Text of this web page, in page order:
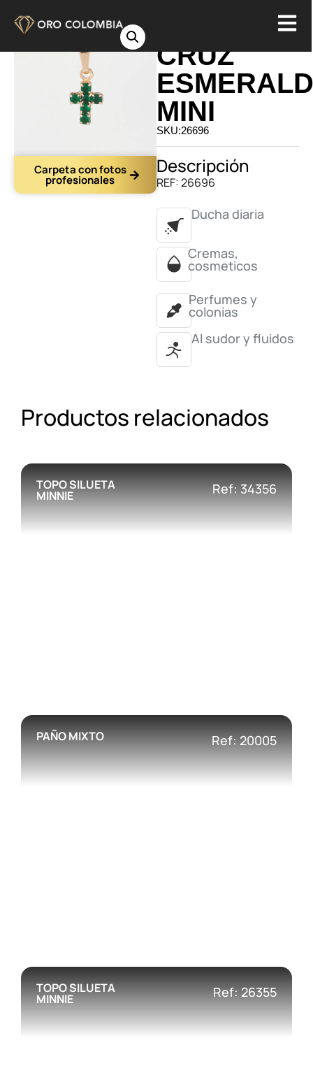
Carpeta con fotos
profesionales
CRUZ
MINI
SKU:26696
Descripción
REF: 26696
Ducha diaria
Cremas,
cosmeticos
Perfumes y
colonias
Al sudor y fluidos
Productos relacionados
TOPO SILUETA
MINNIE Ref: 34356
PAÑO MIXTO Ref: 20005
TOPO SILUETA
MINNIE Ref: 26355